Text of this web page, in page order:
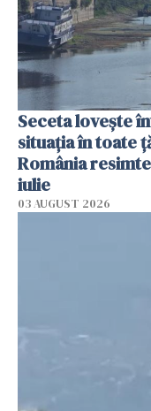
Seceta lovește
situația în toate
România
iulie
03 AUGUST 2026